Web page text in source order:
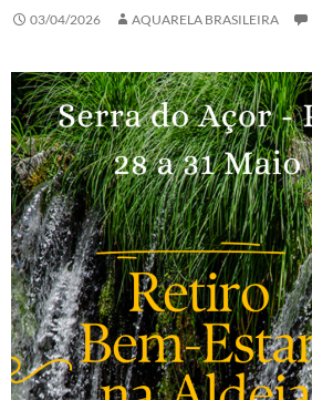
03/04/2026 AQUARELA BRASILEIRA